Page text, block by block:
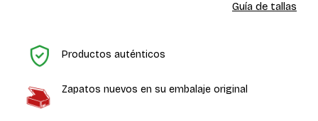
Guía de tallas
Productos auténticos
Zapatos nuevos en su embalaje original